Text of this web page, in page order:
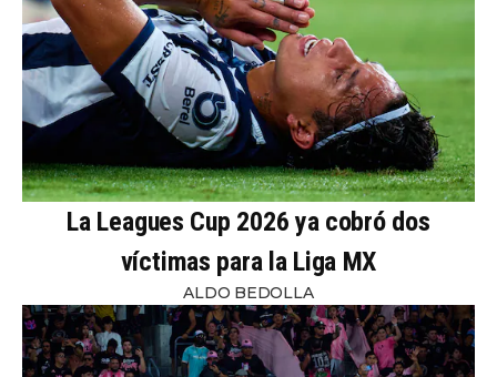
La Leagues Cup 2026 ya cobró dos
víctimas para la Liga MX
ALDO BEDOLLA